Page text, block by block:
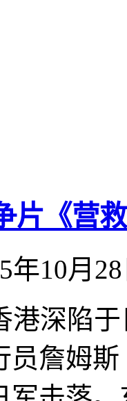
片《营
年10月
深陷于
员詹姆